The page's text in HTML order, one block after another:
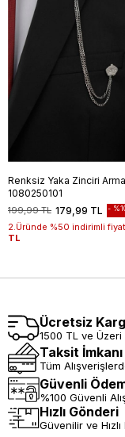
Renksiz Yaka Zinciri Arma
1080250101
179,99 TL
199,99 TL
2.Üründe %50 indirimli
TL
Ücretsiz
1500 TL ve
Taksit İmkanı
Tüm
Güvenli
%100 Güvenli
Hızlı Gönderi
Güvenilir ve